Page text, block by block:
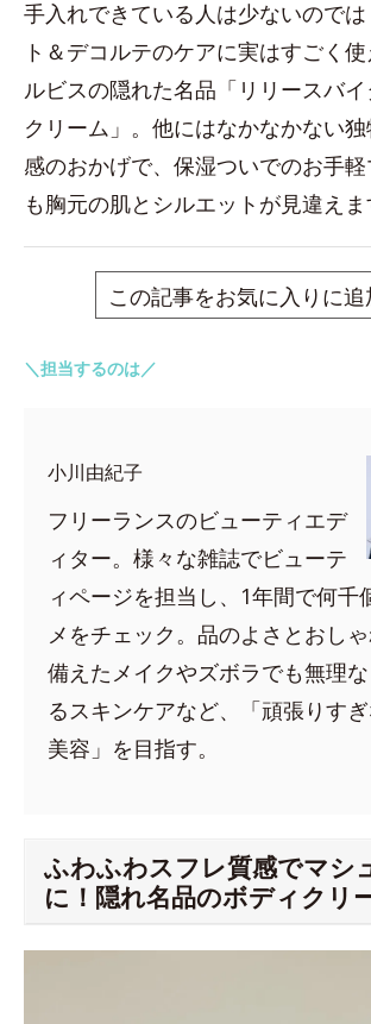
手入れできている人は少ないので
ト＆デコルテのケアに実はすごく
ルビスの隠れた名品「リリースバ
クリーム」。他にはなかなかない
感のおかげで、保湿ついでのお手
も胸元の肌とシルエットが見違えま
この記事をお気に入りに追
＼担当するのは／
小川由紀子
フリーランスのビューティエデ
ィター。様々な雑誌でビューテ
ィページを担当し、1年間で何千
メをチェック。品のよさとおし
備えたメイクやズボラでも無理
るスキンケアなど、「頑張りす
美容」を目指す。
ふわふわスフレ質感でマシ
に！隠れ名品のボディクリ